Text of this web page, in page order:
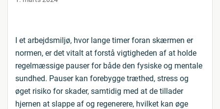
I et arbejdsmiljø, hvor lange timer foran skærmen er
normen, er det vitalt at forstå vigtigheden af at holde
regelmæssige pauser for både den fysiske og mentale
sundhed. Pauser kan forebygge træthed, stress og
øget risiko for skader, samtidig med at de tillader
hjernen at slappe af og regenerere, hvilket kan øge